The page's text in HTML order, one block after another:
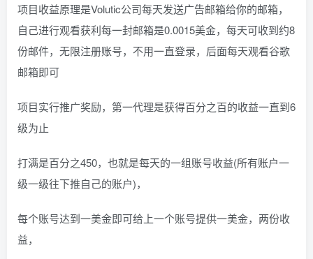
项目收益原理是Volutic公司每天发送广告邮箱给你的邮箱，
自己进行观看获利每一封邮箱是0.0015美金，每天可收到约8
份邮件，无限注册账号，不用一直登录，后面每天观看谷歌
邮箱即可
项目实行推广奖励，第一代理是获得百分之百的收益一直到6
级为止
打满是百分之450，也就是每天的一组账号收益(所有账户一
级一级往下推自己的账户)，
每个账号达到一美金即可给上一个账号提供一美金，两份收
益，